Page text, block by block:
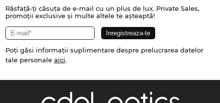
Răsfață-ți căsuța de e-mail cu un plus de lux. Private Sales,
promoții exclusive și multe altele te așteaptă!
Poți găsi informații suplimentare despre prelucrarea datelor
tale personale aici.